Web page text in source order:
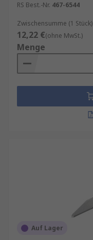
RS Best.-Nr. 467-6544
Zwischensumme (1 Stück)
12,22 €(ohne MwSt.)
Menge
Auf Lager